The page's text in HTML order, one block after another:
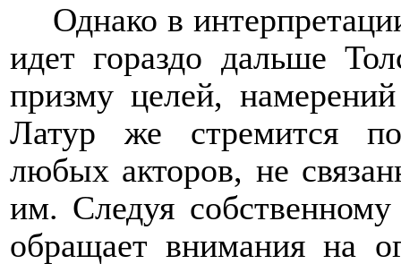
Однако в
идет гораздо дальше
призму целей,
Латур же стремится
любых акторов, не
им. Следуя
обращает внимания на